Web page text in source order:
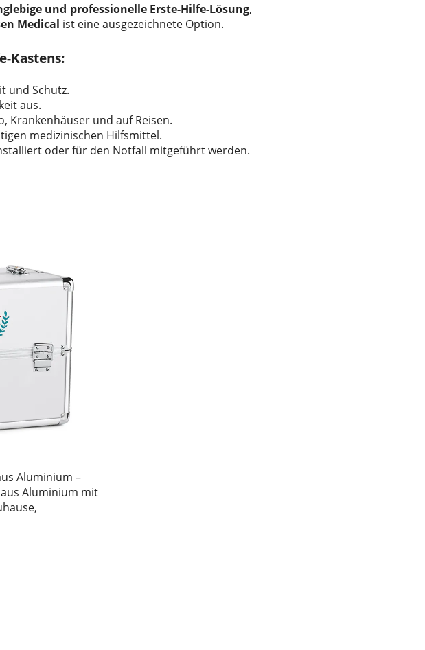
und professionelle Erste-Hilfe-Lösung,
Medical ist eine ausgezeichnete Option.
Kastens:
und Schutz.
aus.
Krankenhäuser und auf Reisen.
medizinischen Hilfsmittel.
oder für den Notfall mitgeführt werden.
Aluminium –
Aluminium mit